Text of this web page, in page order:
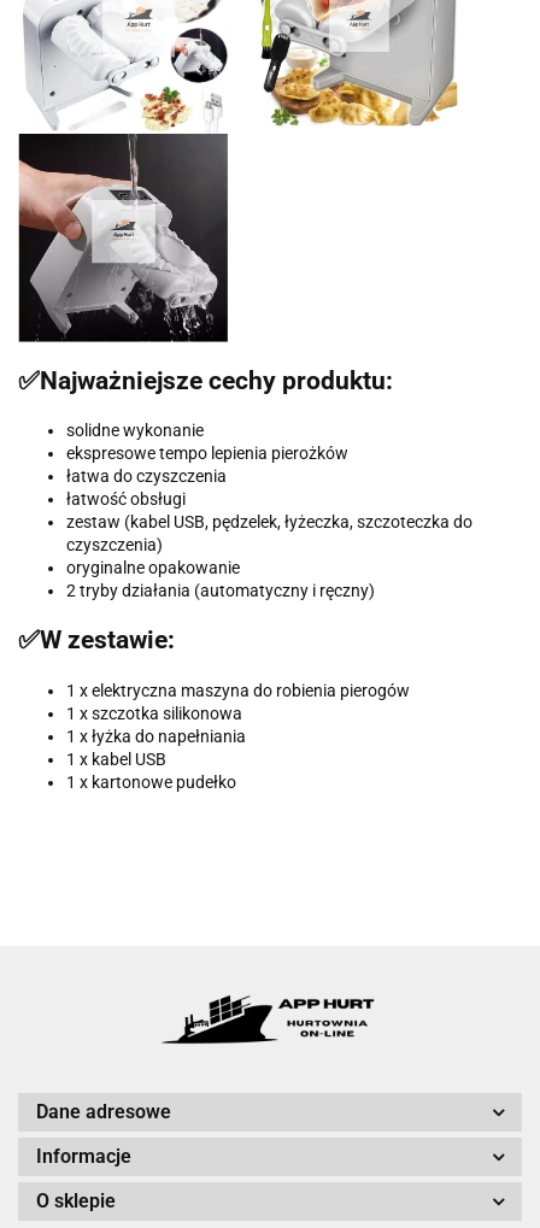
✅Najważniejsze cechy produktu:
solidne wykonanie
ekspresowe tempo lepienia pierożków
łatwa do czyszczenia
łatwość obsługi
zestaw (kabel USB, pędzelek, łyżeczka, szczoteczka do
czyszczenia)
oryginalne opakowanie
2 tryby działania (automatyczny i ręczny)
✅W zestawie:
1 x elektryczna maszyna do robienia pierogów
1 x szczotka silikonowa
1 x łyżka do napełniania
1 x kabel USB
1 x kartonowe pudełko
Dane adresowe
Informacje
O sklepie